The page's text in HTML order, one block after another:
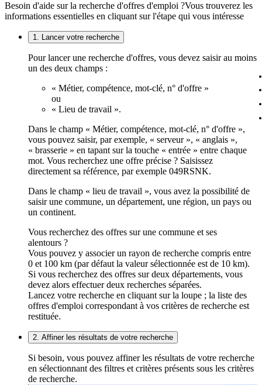
Besoin d'aide sur la recherche d'offres d'emploi ?Vous trouverez les
informations essentielles en cliquant sur l'étape qui vous intéresse
1. Lancer votre recherche
Pour lancer une recherche d'offres, vous devez saisir au moins
un des deux champs :
« Métier, compétence, mot-clé, n° d'offre »
ou
« Lieu de travail ».
Dans le champ « Métier, compétence, mot-clé, n° d'offre »,
vous pouvez saisir, par exemple, « serveur », « anglais »,
« brasserie » en tapant sur la touche « entrée » entre chaque
mot. Vous recherchez une offre précise ? Saisissez
directement sa référence, par exemple 049RSNK.
Dans le champ « lieu de travail », vous avez la possibilité de
saisir une commune, un département, une région, un pays ou
un continent.
Vous recherchez des offres sur une commune et ses
alentours ?
Vous pouvez y associer un rayon de recherche compris entre
0 et 100 km (par défaut la valeur sélectionnée est de 10 km).
Si vous recherchez des offres sur deux départements, vous
devez alors effectuer deux recherches séparées.
Lancez votre recherche en cliquant sur la loupe ; la liste des
offres d'emploi correspondant à vos critères de recherche est
restituée.
2. Affiner les résultats de votre recherche
Si besoin, vous pouvez affiner les résultats de votre recherche
en sélectionnant des filtres et critères présents sous les critères
de recherche.